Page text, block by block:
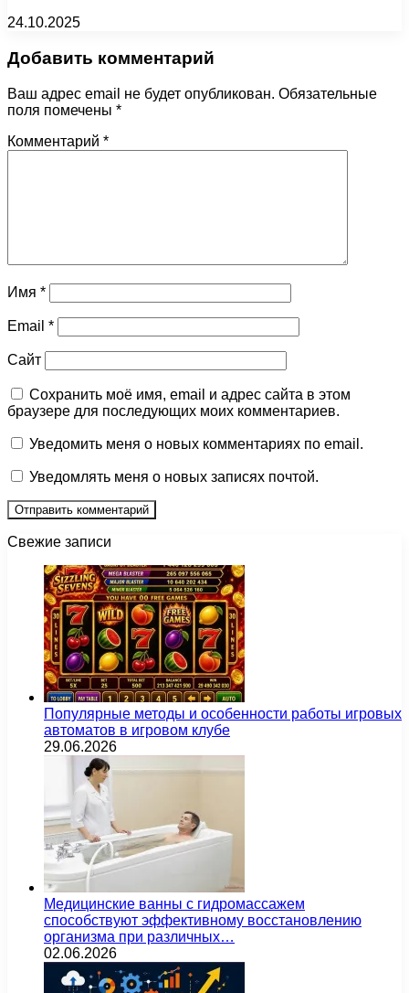
24.10.2025
Добавить комментарий
Ваш адрес email не будет опубликован. Обязательные
поля помечены *
Комментарий *
Имя *
Email *
Сайт
Сохранить моё имя, email и адрес сайта в этом
браузере для последующих моих комментариев.
Уведомить меня о новых комментариях по email.
Уведомлять меня о новых записях почтой.
Свежие записи
Популярные методы и особенности работы игровых
автоматов в игровом клубе
29.06.2026
Медицинские ванны с гидромассажем
способствуют эффективному восстановлению
организма при различных…
02.06.2026